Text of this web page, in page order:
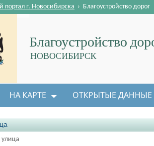
Благоустройство
НОВОСИБИРСК
г. Новосибирска › Благоустройство дорог
НА КАРТЕ ОТКРЫТЫЕ ДАННЫЕ